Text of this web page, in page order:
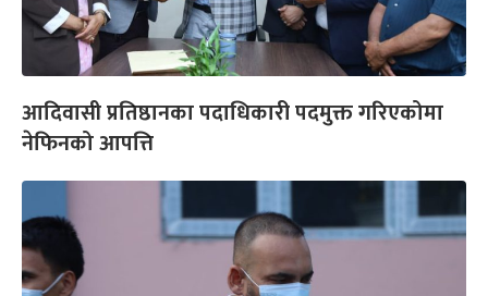
आदिवासी प्रतिष्ठानका पदाधिकारी पदमुक्त गरिएकोमा
नेफिनको आपत्ति